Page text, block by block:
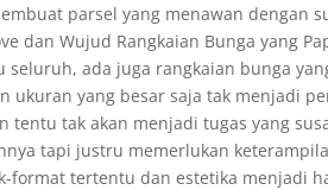
parsel yang menawan dengan
dan Wujud Rangkaian Bunga yang
seluruh, ada juga rangkaian bunga
ukuran yang besar saja tak menjadi
tentu tak akan menjadi tugas yang
tapi justru memerlukan
format tertentu dan estetika menjadi